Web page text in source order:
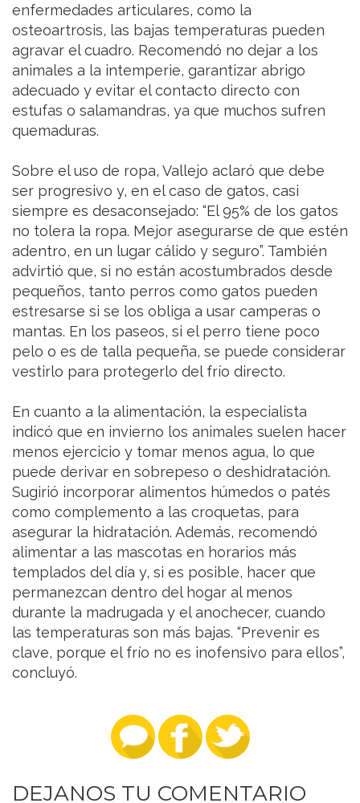
enfermedades articulares, como la
osteoartrosis, las bajas temperaturas pueden
agravar el cuadro. Recomendó no dejar a los
animales a la intemperie, garantizar abrigo
adecuado y evitar el contacto directo con
estufas o salamandras, ya que muchos sufren
quemaduras.
Sobre el uso de ropa, Vallejo aclaró que debe
ser progresivo y, en el caso de gatos, casi
siempre es desaconsejado: “El 95% de los gatos
no tolera la ropa. Mejor asegurarse de que estén
adentro, en un lugar cálido y seguro”. También
advirtió que, si no están acostumbrados desde
pequeños, tanto perros como gatos pueden
estresarse si se los obliga a usar camperas o
mantas. En los paseos, si el perro tiene poco
pelo o es de talla pequeña, se puede considerar
vestirlo para protegerlo del frío directo.
En cuanto a la alimentación, la especialista
indicó que en invierno los animales suelen hacer
menos ejercicio y tomar menos agua, lo que
puede derivar en sobrepeso o deshidratación.
Sugirió incorporar alimentos húmedos o patés
como complemento a las croquetas, para
asegurar la hidratación. Además, recomendó
alimentar a las mascotas en horarios más
templados del día y, si es posible, hacer que
permanezcan dentro del hogar al menos
durante la madrugada y el anochecer, cuando
las temperaturas son más bajas. “Prevenir es
clave, porque el frío no es inofensivo para ellos”,
concluyó.
DEJANOS TU COMENTARIO